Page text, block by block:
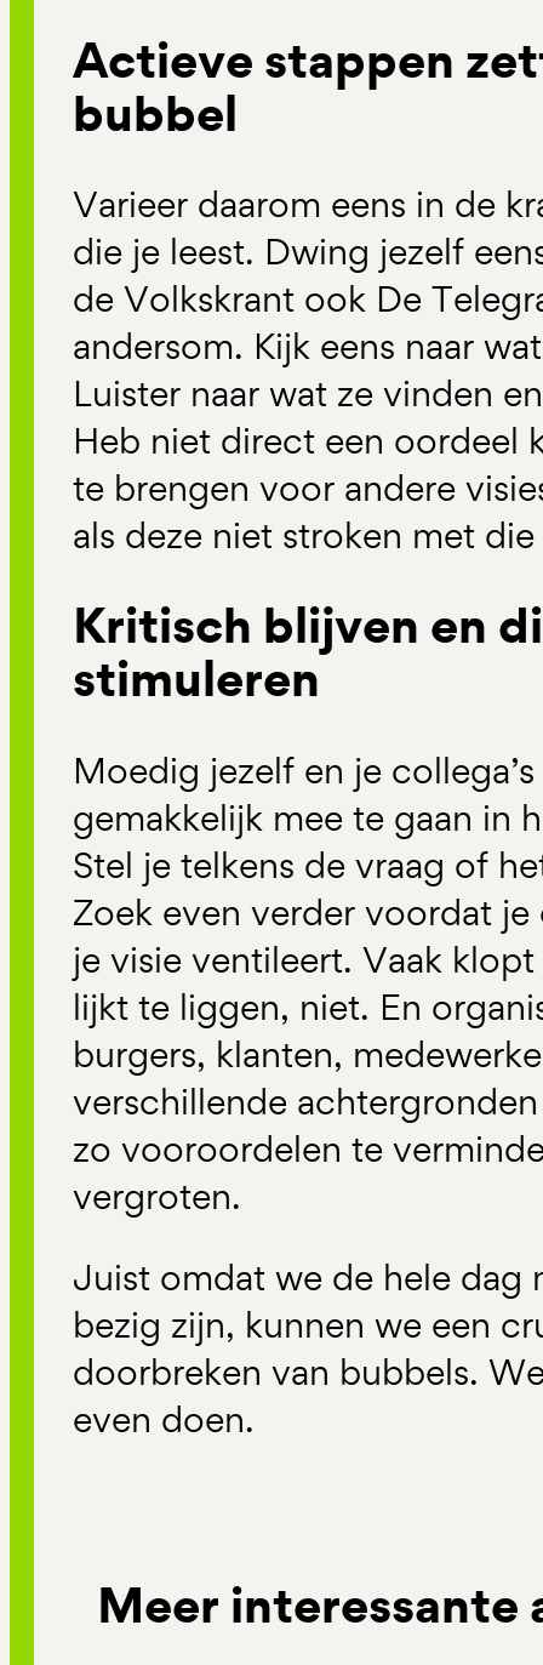
Actieve stappen
bubbel
Varieer daarom eens in de
die je leest. Dwing jezelf
de Volkskrant ook De
andersom. Kijk eens naar
Luister naar wat ze vinden
Heb niet direct een oordeel
te brengen voor andere
als deze niet stroken met
Kritisch blijven en
stimuleren
Moedig jezelf en je
gemakkelijk mee te gaan in
Stel je telkens de vraag of
Zoek even verder voordat
je visie ventileert. Vaak
lijkt te liggen, niet. En
burgers, klanten,
verschillende
zo vooroordelen te
vergroten.
Juist omdat we de hele dag
bezig zijn, kunnen we een
doorbreken van bubbels.
even doen.
Meer interessante